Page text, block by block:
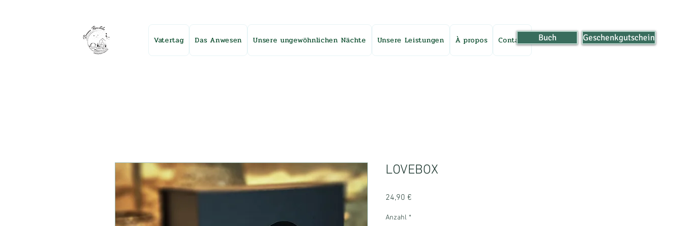
Vatertag Das Anwesen Unsere ungewöhnlichen Nächte Unsere Leistungen À propos Contact Geschenkgutschein
Buch
LOVEBOX
24,90 €
Anzahl *